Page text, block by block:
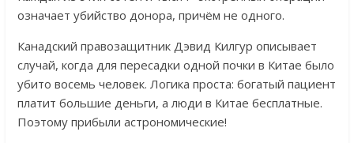
означает убийство донора, причём не одного.
Канадский правозащитник Дэвид Килгур описывает
случай, когда для пересадки одной почки в Китае было
убито восемь человек. Логика проста: богатый пациент
платит большие деньги, а люди в Китае бесплатные.
Поэтому прибыли астрономические!